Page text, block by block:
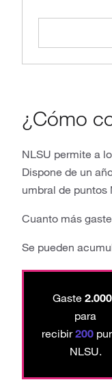
¿Cómo
NLSU permite a
Dispone de un
umbral de puntos
Cuanto más
Se pueden
Gaste
para
recibir200
NLSU.